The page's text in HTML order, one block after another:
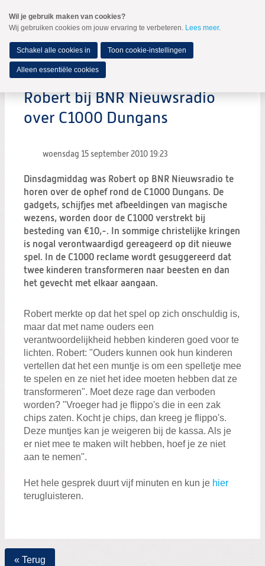
naar
Spring
de
inhoud
Spring
naar
hoofdmenu
MENU
Zoeken:
Robert bij BNR Nieuwsradio
over C1000 Dungans
woensdag 15 september 2010 19:23
Dinsdagmiddag was Robert op BNR Nieuwsradio te
horen over de ophef rond de C1000 Dungans. De
gadgets, schijfjes met afbeeldingen van magische
wezens, worden door de C1000 verstrekt bij
besteding van €10,-. In sommige christelijke kringen
is nogal verontwaardigd gereageerd op dit nieuwe
spel. In de C1000 reclame wordt gesuggereerd dat
twee kinderen transformeren naar beesten en dan
het gevecht met elkaar aangaan.
Robert merkte op dat het spel op zich onschuldig is,
maar dat met name ouders een
verantwoordelijkheid hebben kinderen goed voor te
lichten. Robert: "Ouders kunnen ook hun kinderen
vertellen dat het een muntje is om een spelletje mee
te spelen en ze niet het idee moeten hebben dat ze
transformeren". Moet deze rage dan verboden
worden? "Vroeger had je flippo's die in een zak
chips zaten. Kocht je chips, dan kreeg je flippo's.
Deze muntjes kan je weigeren bij de kassa. Als je
er niet mee te maken wilt hebben, hoef je ze niet
aan te nemen".
Het hele gesprek duurt vijf minuten en kun je hier
terugluisteren.
« Terug
Wil je gebruik maken van cookies?
Wij gebruiken cookies om jouw ervaring te verbeteren. Lees meer.
Schakel alle cookies in Toon cookie-instellingen
Alleen essentiële cookies